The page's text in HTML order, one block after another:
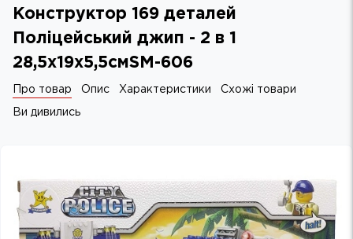
Конструктор 169 деталей
Поліцейський джип - 2 в 1
28,5х19х5,5смSM-606
Про товар Опис Характеристики Схожі товари
Ви дивились